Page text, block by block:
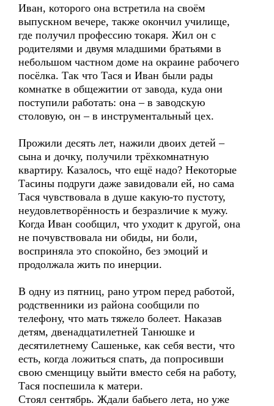
Иван, которого она встретила на своём
выпускном вечере, также окончил училище,
где получил профессию токаря. Жил он с
родителями и двумя младшими братьями в
небольшом частном доме на окраине рабочего
посёлка. Так что Тася и Иван были рады
комнатке в общежитии от завода, куда они
поступили работать: она – в заводскую
столовую, он – в инструментальный цех.
Прожили десять лет, нажили двоих детей –
сына и дочку, получили трёхкомнатную
квартиру. Казалось, что ещё надо? Некоторые
Тасины подруги даже завидовали ей, но сама
Тася чувствовала в душе какую-то пустоту,
неудовлетворённость и безразличие к мужу.
Когда Иван сообщил, что уходит к другой, она
не почувствовала ни обиды, ни боли,
восприняла это спокойно, без эмоций и
продолжала жить по инерции.
В одну из пятниц, рано утром перед работой,
родственники из района сообщили по
телефону, что мать тяжело болеет. Наказав
детям, двенадцатилетней Танюшке и
десятилетнему Сашеньке, как себя вести, что
есть, когда ложиться спать, да попросивши
свою сменщицу выйти вместо себя на работу,
Тася поспешила к матери.
Стоял сентябрь. Ждали бабьего лета, но уже